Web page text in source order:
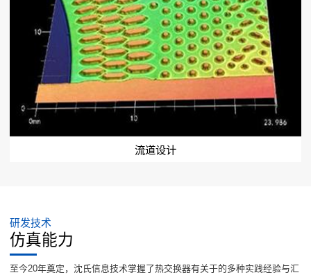
流道设计
研发技术
仿真能力
至今20年奠定，沈氏信息技术掌握了热交换器有关于的多种实践经验与汇